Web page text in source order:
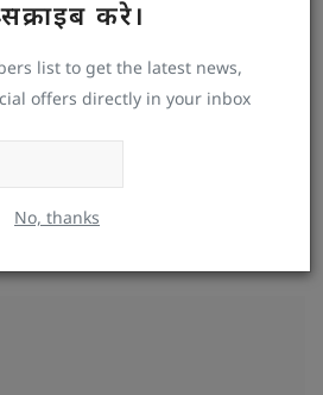
करे।
list to get the latest news,
offers directly in your inbox
No, thanks
लैंड क्रूजर, अनंत सिंह भी हैं इस SUV के फैन